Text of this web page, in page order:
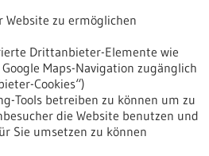
zu ermöglichen
Drittanbieter-Elemente wie
Maps-Navigation zugänglich
Cookies“)
Tools betreiben zu können um zu
die Website benutzen und
Sie umsetzen zu können